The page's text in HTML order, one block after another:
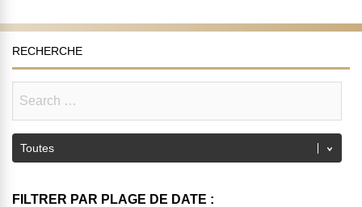
RECHERCHE
FILTRER PAR PLAGE DE DATE :